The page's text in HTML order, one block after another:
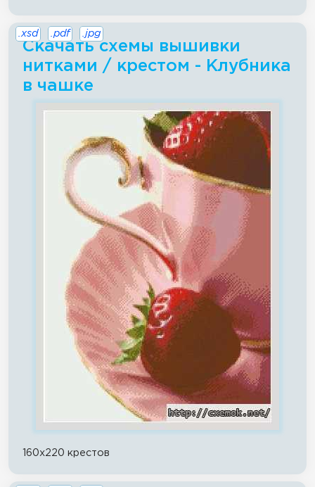
Скачать схемы вышивки
нитками / крестом - Клубника
в чашке
.xsd .pdf .jpg
160x220 крестов